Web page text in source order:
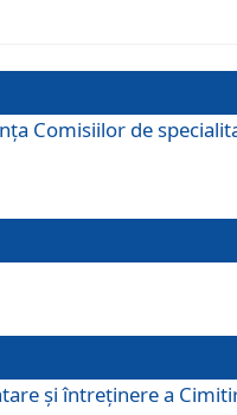
Comisiilor de
şi întreţinere a